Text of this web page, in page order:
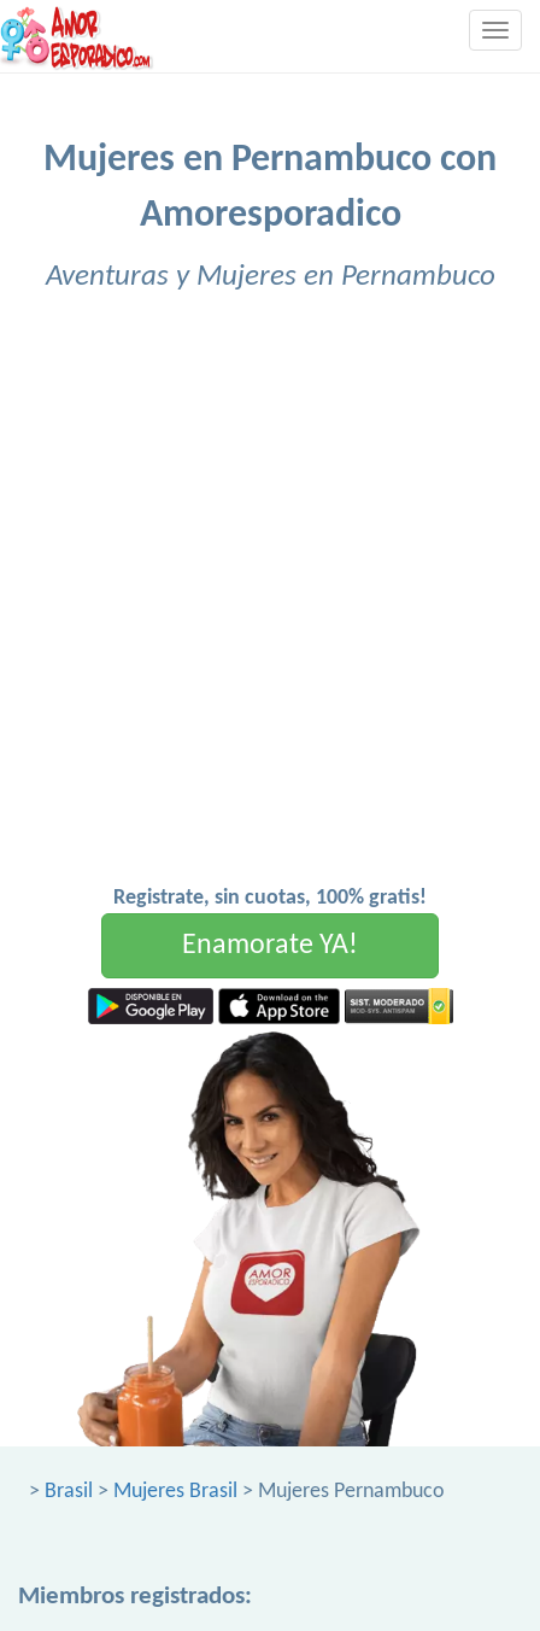
Mujeres en Pernambuco con
Amoresporadico
Aventuras y Mujeres en Pernambuco
Registrate, sin cuotas, 100% gratis!
Enamorate YA!
> Brasil > Mujeres Brasil > Mujeres Pernambuco
Miembros registrados: